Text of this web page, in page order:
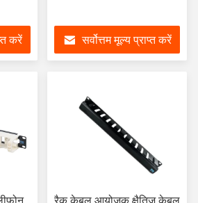
करें सर्वोत्तम मूल्य प्राप्त करें
रैक केबल आयोजक क्षैतिज केबल